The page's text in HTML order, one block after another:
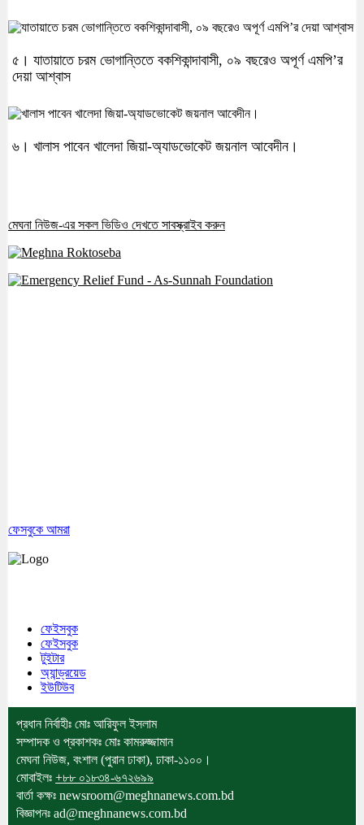
৫। যাতায়াতে চরম ভোগান্তিতে বকশিকান্দাবাসী, ০৯ বছরেও অপূর্ণ এমপি’র
দেয়া আশ্বাস
৬। খালাস পাবেন খালেদা জিয়া-অ্যাডভোকেট জয়নাল আবেদীন।
মেঘনা নিউজ-এর সকল ভিডিও দেখতে সাবস্ক্রাইব করুন
ফেসবুকে আমরা
ফেইসবুক
ফেইসবুক
টুইটার
অ্যান্ড্রয়েড
ইউটিউব
প্রধান নির্বাহীঃ মোঃ আরিফুল ইসলাম
সম্পাদক ও প্রকাশকঃ মোঃ কামরুজ্জামান
মেঘনা নিউজ, বংশাল (পুরান ঢাকা), ঢাকা-১১০০।
মোবাইলঃ +৮৮ ০১৮৩৪-৬৭২৬৯৯
বার্তা কক্ষঃ newsroom@meghnanews.com.bd
বিজ্ঞাপনঃ ad@meghnanews.com.bd